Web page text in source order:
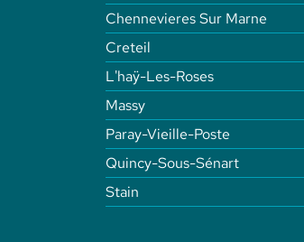
Chennevieres Sur Marne
Creteil
L'haÿ-Les-Roses
Massy
Paray-Vieille-Poste
Quincy-Sous-Sénart
Stain